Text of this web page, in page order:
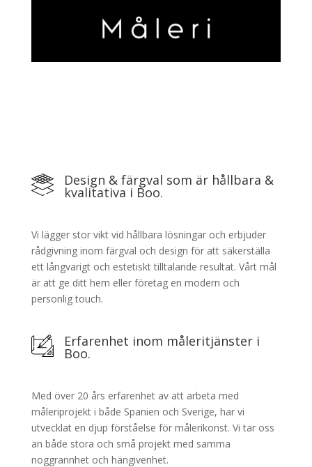
Design & färgval som är hållbara &
kvalitativa i Boo.
Vi lägger stor vikt vid hållbara lösningar och erbjuder
rådgivning inom färgval och design för att säkerställa
ett långvarigt och estetiskt tilltalande resultat. Vårt mål
är att ge ditt hem eller företag en modern och
personlig touch.
Erfarenhet inom måleritjänster i
Boo.
Med över 20 års erfarenhet av att arbeta med
måleriprojekt i både Spanien och Sverige, har vi
utvecklat en djup förståelse för målerikonst. Vi tar oss
an både stora och små projekt med samma
noggrannhet och hängivenhet.